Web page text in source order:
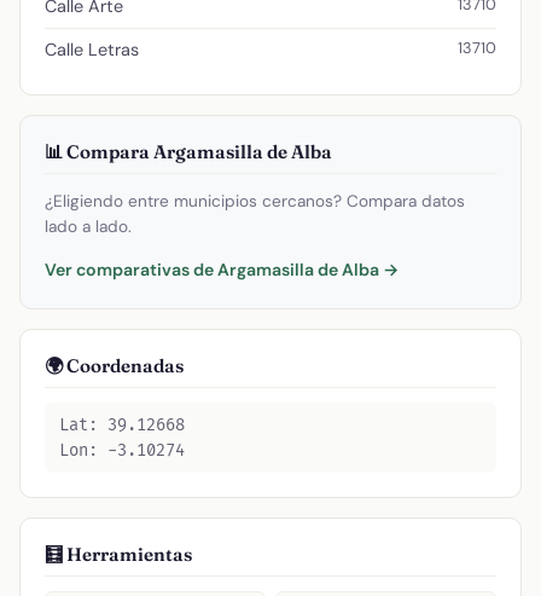
Calle Arte 13710
Calle Letras 13710
📊 Compara Argamasilla de Alba
¿Eligiendo entre municipios cercanos? Compara datos
lado a lado.
Ver comparativas de Argamasilla de Alba →
🌍 Coordenadas
Lat: 39.12668
Lon: -3.10274
🧮 Herramientas